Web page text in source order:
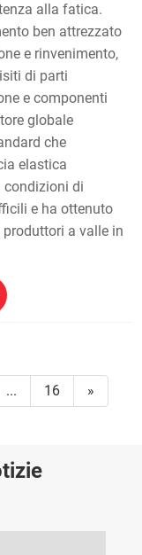
alla fatica.
ben attrezzato
e rinvenimento,
di parti
e componenti
globale
che
elastica
condizioni di
e ha ottenuto
a valle in
... 16 »